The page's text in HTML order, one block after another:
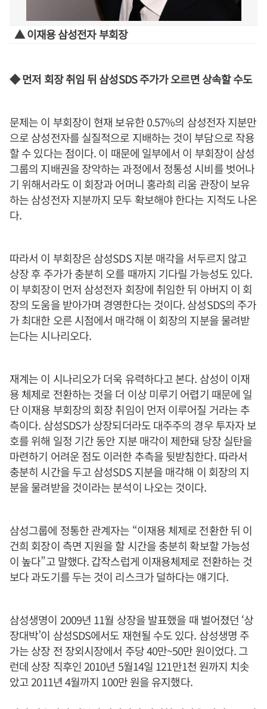
▲ 이재용 삼성전자 부회장
◆ 먼저 회장 취임 뒤 삼성SDS 주가가 오르면 상속할 수도
문제는 이 부회장이 현재 보유한 0.57%의 삼성전자 지분만
으로 삼성전자를 실질적으로 지배하는 것이 부담으로 작용
할 수 있다는 점이다. 이 때문에 일부에서 이 부회장이 삼성
그룹의 지배권을 장악하는 과정에서 정통성 시비를 벗어나
기 위해서라도 이 회장과 어머니 홍라희 리움 관장이 보유
하는 삼성전자 지분까지 모두 확보해야 한다는 지적도 나온
다.
따라서 이 부회장은 삼성SDS 지분 매각을 서두르지 않고
상장 후 주가가 충분히 오를 때까지 기다릴 가능성도 있다.
이 부회장이 먼저 삼성전자 회장에 취임한 뒤 아버지 이 회
장의 도움을 받아가며 경영한다는 것이다. 삼성SDS의 주가
가 최대한 오른 시점에서 매각해 이 회장의 지분을 물려받
는다는 시나리오다.
재계는 이 시나리오가 더욱 유력하다고 본다. 삼성이 이재
용 체제로 전환하는 것을 더 이상 미루기 어렵기 때문에 일
단 이재용 부회장의 회장 취임이 먼저 이루어질 거라는 추
측이다. 삼성SDS가 상장되더라도 대주주의 경우 투자자 보
호를 위해 일정 기간 동안 지분 매각이 제한돼 당장 실탄을
마련하기 어려운 점도 이러한 추측을 뒷받침한다. 따라서
충분히 시간을 두고 삼성SDS 지분을 매각해 이 회장의 지
분을 물려받을 것이라는 분석이 나오는 것이다.
삼성그룹에 정통한 관계자는 “이재용 체제로 전환한 뒤 이
건희 회장이 측면 지원을 할 시간을 충분히 확보할 가능성
이 높다”고 말했다. 갑작스럽게 이재용체제로 전환하는 것
보다 과도기를 두는 것이 리스크가 덜하다는 얘기다.
삼성생명이 2009년 11월 상장을 발표했을 때 벌어졌던 ‘상
장대박’이 삼성SDS에서도 재현될 수도 있다. 삼성생명 주
가는 상장 전 장외시장에서 주당 40만~50만 원이었다. 그
런데 상장 직후인 2010년 5월14일 121만1천 원까지 치솟
았고 2011년 4월까지 100만 원을 유지했다.